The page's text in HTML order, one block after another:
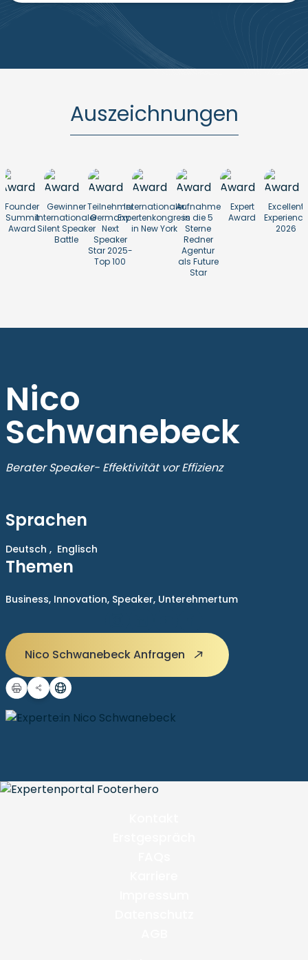
Auszeichnungen
Founder
Summit
Award
Gewinner
Internationaler
Silent Speaker
Battle
Teilnehmer
Germany
Next
Speaker
Star 2025-
Top 100
Internationaler
Expertenkongress
in New York
Aufnahme
in die 5
Sterne
Redner
Agentur
als Future
Star
Expert
Award
Excellent
Experience
2026
Nico
Schwanebeck
Berater Speaker- Effektivität vor Effizienz
Sprachen
Deutsch , Englisch
Themen
Business, Innovation, Speaker, Unterehmertum
Nico Schwanebeck Anfragen